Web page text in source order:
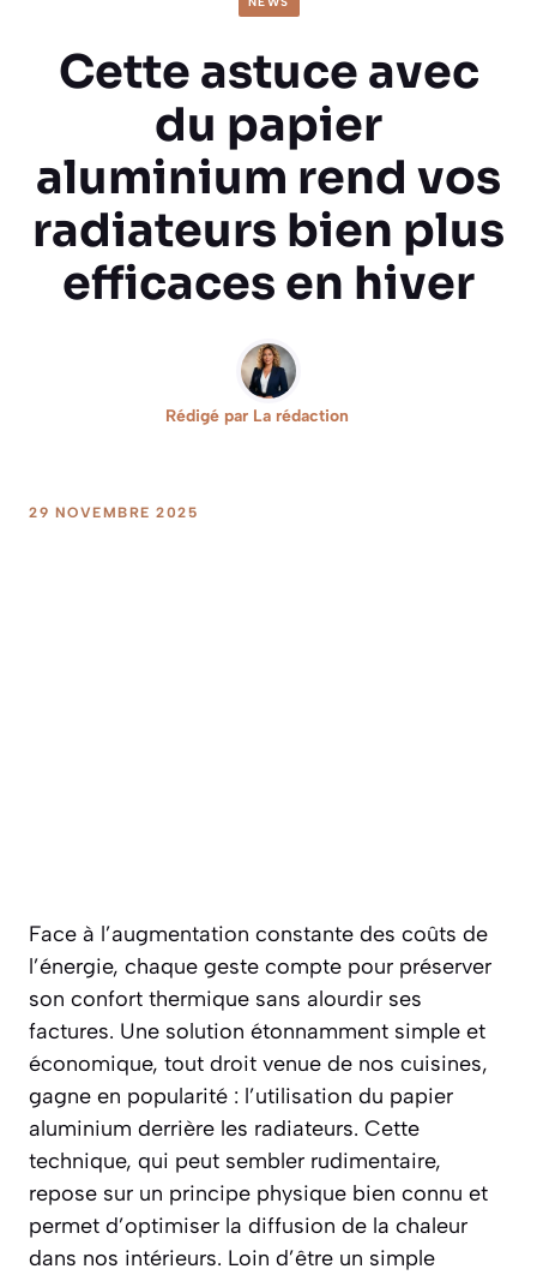
Cette astuce avec
du papier
aluminium rend vos
radiateurs bien plus
efficaces en hiver
Rédigé par La rédaction
29 NOVEMBRE 2025
Face à l’augmentation constante des coûts de
l’énergie, chaque geste compte pour préserver
son confort thermique sans alourdir ses
factures. Une solution étonnamment simple et
économique, tout droit venue de nos cuisines,
gagne en popularité : l’utilisation du papier
aluminium derrière les radiateurs. Cette
technique, qui peut sembler rudimentaire,
repose sur un principe physique bien connu et
permet d’optimiser la diffusion de la chaleur
dans nos intérieurs. Loin d’être un simple